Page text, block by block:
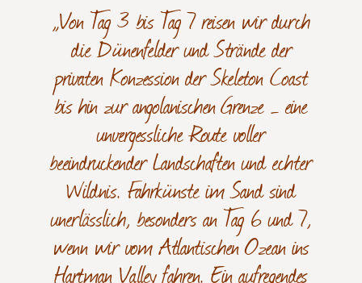
„Von Tag 3 bis Tag 7 reisen wir durch
die Dünenfelder und Strände der
privaten Konzession der Skeleton Coast
bis hin zur angolanischen Grenze – eine
unvergessliche Route voller
beeindruckender Landschaften und echter
Wildnis. Fahrkünste im Sand sind
unerlässlich, besonders an Tag 6 und 7,
wenn wir vom Atlantischen Ozean ins
Hartman Valley fahren. Ein aufregendes